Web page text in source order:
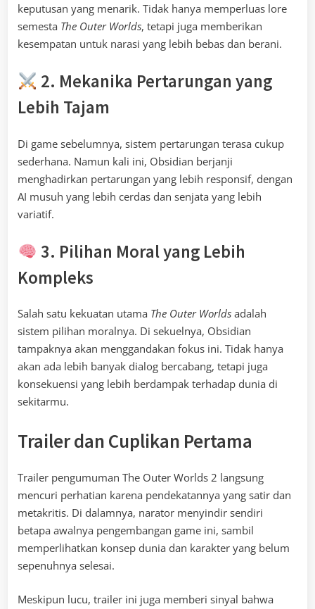
keputusan yang menarik. Tidak hanya memperluas lore
semesta The Outer Worlds, tetapi juga memberikan
kesempatan untuk narasi yang lebih bebas dan berani.
2. Mekanika Pertarungan yang
Lebih Tajam
Di game sebelumnya, sistem pertarungan terasa cukup
sederhana. Namun kali ini, Obsidian berjanji
menghadirkan pertarungan yang lebih responsif, dengan
AI musuh yang lebih cerdas dan senjata yang lebih
variatif.
3. Pilihan Moral yang Lebih
Kompleks
Salah satu kekuatan utama The Outer Worlds adalah
sistem pilihan moralnya. Di sekuelnya, Obsidian
tampaknya akan menggandakan fokus ini. Tidak hanya
akan ada lebih banyak dialog bercabang, tetapi juga
konsekuensi yang lebih berdampak terhadap dunia di
sekitarmu.
Trailer dan Cuplikan Pertama
Trailer pengumuman The Outer Worlds 2 langsung
mencuri perhatian karena pendekatannya yang satir dan
metakritis. Di dalamnya, narator menyindir sendiri
betapa awalnya pengembangan game ini, sambil
memperlihatkan konsep dunia dan karakter yang belum
sepenuhnya selesai.
Meskipun lucu, trailer ini juga memberi sinyal bahwa